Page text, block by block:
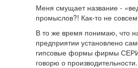
Меня смущает название -
промыслов?! Как-то не
В то же время понимаю, что
предприятии установлено
гипсовые формы фирмы
говорю о производительности.